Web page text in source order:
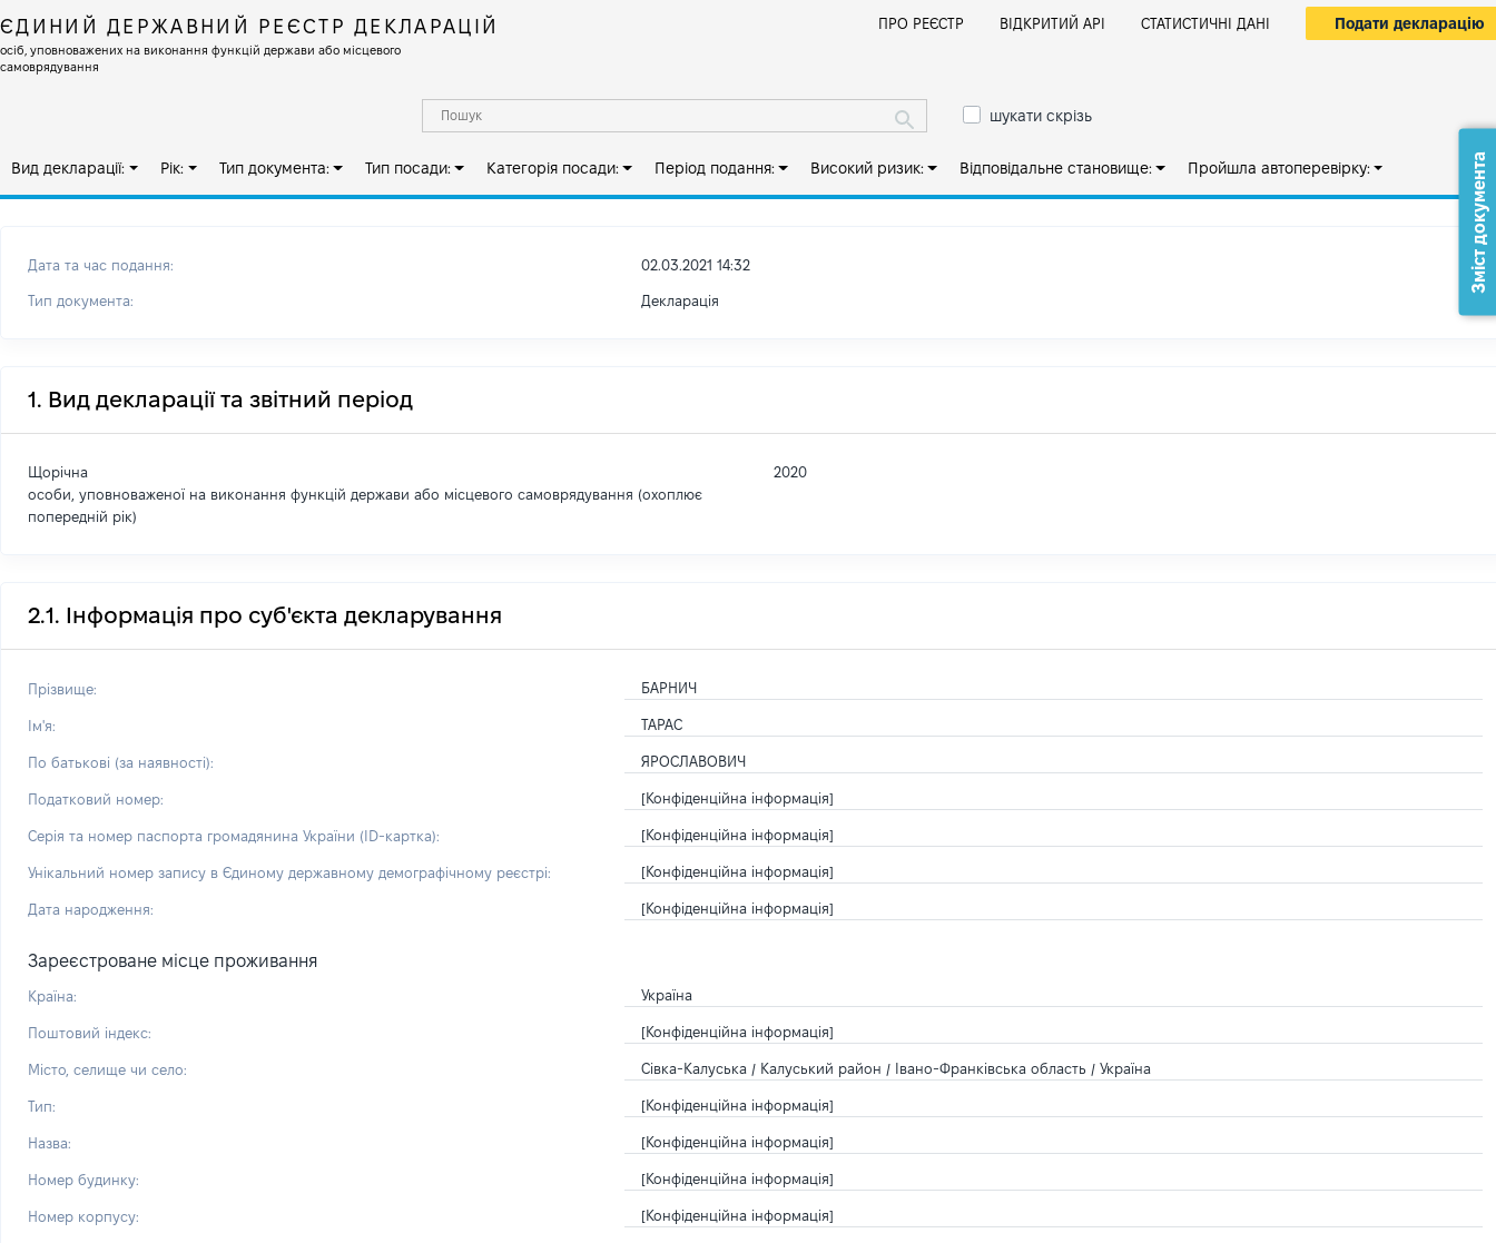
ЄДИНИЙ ДЕРЖАВНИЙ РЕЄСТР ДЕКЛАРАЦІЙ
осіб, уповноважених на виконання функцій держави або місцевого
самоврядування
ПРО РЕЄСТР ВІДКРИТИЙ АРІ СТАТИСТИЧНІ ДАНІ Подати декларацію
шукати скрізь
Вид декларації: Рік: Тип документа: Тип посади: Категорія посади: Період подання: Високий ризик: Відповідальне становище: Пройшла автоперевірку:
Дата та час подання: 02.03.2021 14:32
Тип документа: Декларація
1. Вид декларації та звітний період
Щорічна
особи, уповноваженої на виконання функцій держави або місцевого самоврядування (охоплює
попередній рік)
2020
2.1. Інформація про суб'єкта декларування
Прізвище: БАРНИЧ
Ім'я: ТАРАС
По батькові (за наявності): ЯРОСЛАВОВИЧ
Податковий номер: [Конфіденційна інформація]
Серія та номер паспорта громадянина України (ID-картка): [Конфіденційна інформація]
Унікальний номер запису в Єдиному державному демографічному реєстрі: [Конфіденційна інформація]
Дата народження: [Конфіденційна інформація]
Зареєстроване місце проживання
Країна: Україна
Поштовий індекс: [Конфіденційна інформація]
Місто, селище чи село: Сівка-Калуська / Калуський район / Івано-Франківська область / Україна
Тип: [Конфіденційна інформація]
Назва: [Конфіденційна інформація]
Номер будинку: [Конфіденційна інформація]
Номер корпусу: [Конфіденційна інформація]
Зміст документа